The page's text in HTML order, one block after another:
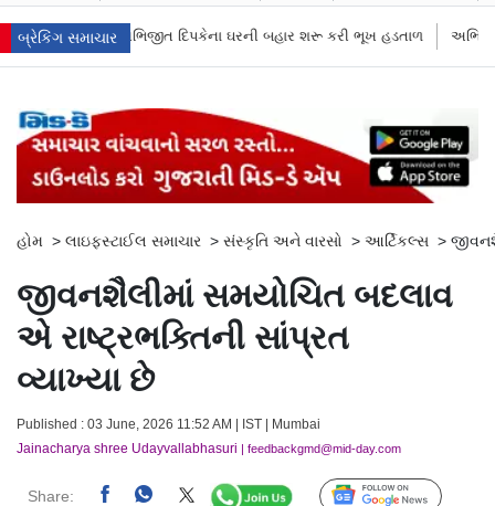
બ્રેકિંગ સમાચાર
બહાર શરૂ કરી ભૂખ હડતાળ અભિજીત દિપકેએ CJPની નવી નીતિ જાહેર
હોમ > લાઇફસ્ટાઈલ સમાચાર > સંસ્કૃતિ અને વારસો > આર્ટિકલ્સ >
જીવનશૈલીમાં સમયોચિત બદલાવ
એ રાષ્ટ્રભક્તિની સાંપ્રત
વ્યાખ્યા છે
Published : 03 June, 2026 11:52 AM | IST | Mumbai
Jainacharya shree Udayvallabhasuri | feedbackgmd@mid-day.com
Share: Follow Us